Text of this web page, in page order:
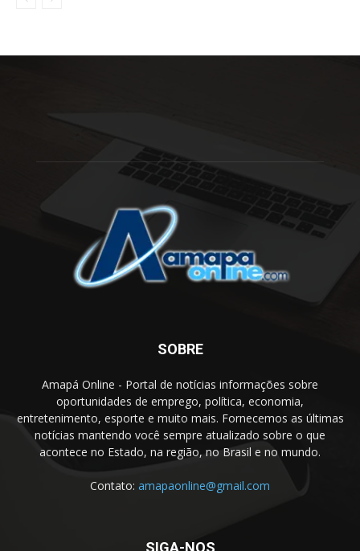
SOBRE
Amapá Online - Portal de notícias informações sobre
oportunidades de emprego, política, economia,
entretenimento, esporte e muito mais. Fornecemos as últimas
notícias mantendo você sempre atualizado sobre o que
acontece no Estado, na região, no Brasil e no mundo.
Contato: amapaonline@gmail.com
SIGA-NOS